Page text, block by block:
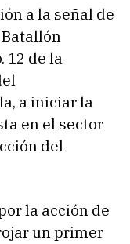
a la señal de
12 de la
a iniciar la
en el sector
del
la acción de
un primer